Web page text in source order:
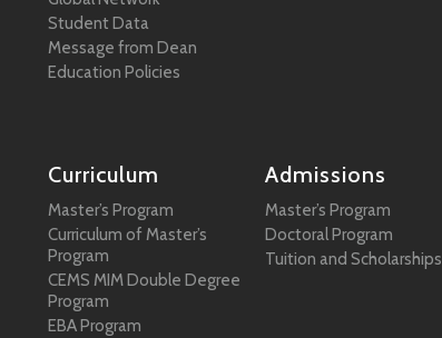
Student Data
Message from Dean
Education Policies
Curriculum
Master’s Program
Curriculum of Master’s
Program
CEMS MIM Double Degree
Program
EBA Program
Admissions
Master’s Program
Doctoral Program
Tuition and Scholarships